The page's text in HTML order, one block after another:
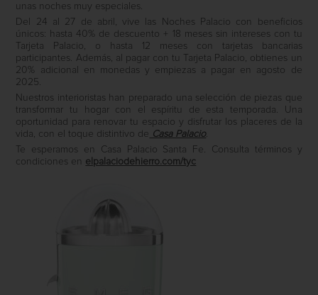
unas noches muy especiales.
Del 24 al 27 de abril, vive las Noches Palacio con beneficios
únicos: hasta 40% de descuento + 18 meses sin intereses con tu
Tarjeta Palacio, o hasta 12 meses con tarjetas bancarias
participantes. Además, al pagar con tu Tarjeta Palacio, obtienes un
20% adicional en monedas y empiezas a pagar en agosto de
2025.
Nuestros interioristas han preparado una selección de piezas que
transformar tu hogar con el espíritu de esta temporada. Una
oportunidad para renovar tu espacio y disfrutar los placeres de la
vida, con el toque distintivo de Casa Palacio.
Te esperamos en Casa Palacio Santa Fe. Consulta términos y
condiciones en elpalaciodehierro.com/tyc